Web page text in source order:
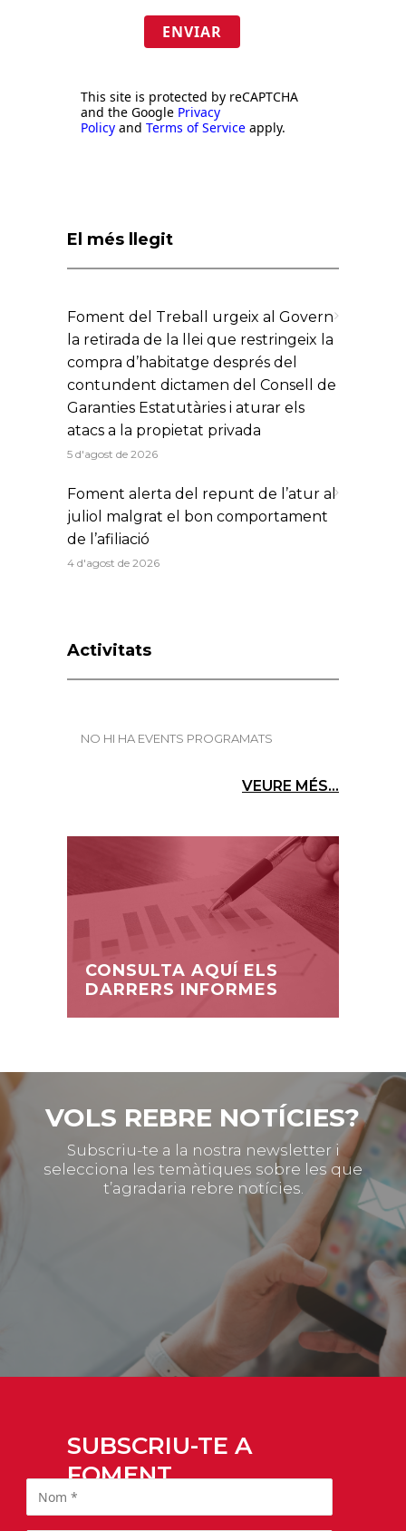
ENVIAR
This site is protected by reCAPTCHA
and the Google Privacy
Policy and Terms of Service apply.
El més llegit
Foment del Treball urgeix al Govern
la retirada de la llei que restringeix la
compra d’habitatge després del
contundent dictamen del Consell de
Garanties Estatutàries i aturar els
atacs a la propietat privada
5 d'agost de 2026
Foment alerta del repunt de l’atur al
juliol malgrat el bon comportament
de l’afiliació
4 d'agost de 2026
Activitats
NO HI HA EVENTS PROGRAMATS
VEURE MÉS...
CONSULTA AQUÍ ELS
DARRERS INFORMES
VOLS REBRE NOTÍCIES?
Subscriu-te a la nostra newsletter i
selecciona les temàtiques sobre les que
t’agradaria rebre notícies.
SUBSCRIU-TE A
FOMENT